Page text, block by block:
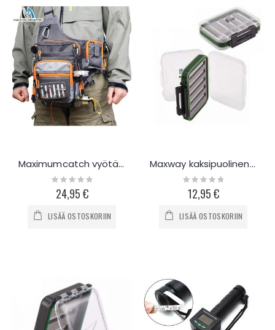
Maximumcatch vyötäröolkalaukku
Rating:
0%
24,95 €
LISÄÄ OSTOSKORIIN
Maxway kaksipuolinen perhorasia
Rating:
0%
12,95 €
LISÄÄ OSTOSKORIIN